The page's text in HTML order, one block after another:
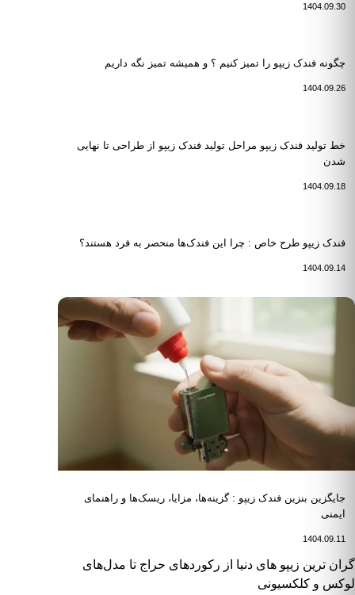
1404.09.30
چگونه فندک زیپو را تمیز کنیم ؟ و همیشه تمیز نگه داریم
1404.09.26
خط تولید فندک زیپو مراحل تولید فندک زیپو از طراحی تا نهایی
شدن
1404.09.18
فندک زیپو طرح خاص : چرا این فندک‌ها منحصر به فرد هستند؟
1404.09.14
جایگزین بنزین فندک زیپو : گزینه‌ها، مزایا، ریسک‌ها و راهنمای
ایمنی
1404.09.11
راهبری نوشته
گران ترین زیپو های دنیا از رکوردهای حراج تا مدل‌های
لوکس و کلکسیونی